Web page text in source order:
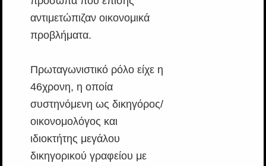
αντιμετώπιζαν οικονομικά
προβλήματα.
Πρωταγωνιστικό ρόλο είχε η
46χρονη, η οποία
συστηνόμενη ως δικηγόρος/
οικονομολόγος και
ιδιοκτήτης μεγάλου
δικηγορικού γραφείου με